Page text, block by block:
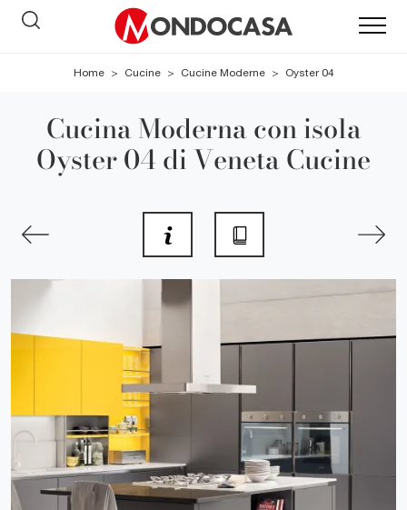
Home > Cucine > Cucine Moderne > Oyster 04
Cucina Moderna con isola
Oyster 04 di Veneta Cucine